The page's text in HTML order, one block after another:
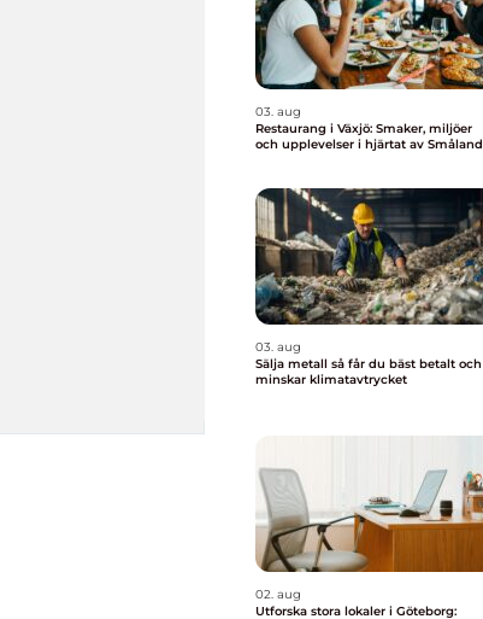
03. aug
Restaurang i Växjö: Smaker, miljöer
och upplevelser i hjärtat av Småland
03. aug
Sälja metall så får du bäst betalt och
minskar klimatavtrycket
02. aug
Utforska stora lokaler i Göteborg: